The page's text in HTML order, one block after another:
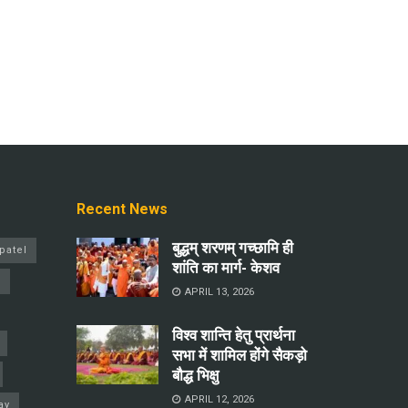
Recent News
बुद्धम् शरणम् गच्छामि ही
शांति का मार्ग- केशव
APRIL 13, 2026
विश्व शान्ति हेतु प्रार्थना
सभा में शामिल होंगे सैकड़ो
बौद्ध भिक्षु
APRIL 12, 2026